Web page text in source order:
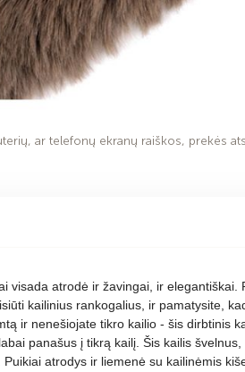
ar telefonų ekranų raiškos, prekės
visada atrodė ir žavingai, ir elegantiškai.
kailinius rankogalius, ir pamatysite,
ir nenešiojate tikro kailio - šis dirbtinis
panašus į tikrą kailį. Šis kailis
atrodys ir liemenė su kailinėmis